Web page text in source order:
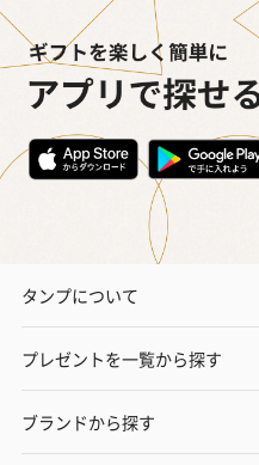
タンプについて
プレゼントを一覧から探す
ブランドから探す